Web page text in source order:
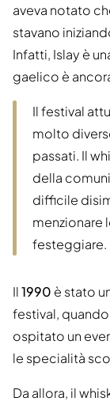
aveva notato
stavano
Infatti, Islay è
gaelico è
Il festival
molto
passati. Il
della
difficile
menzionare
festeggiare.
Il1990 è stato
festival,
ospitato un
le specialità
Da allora, il